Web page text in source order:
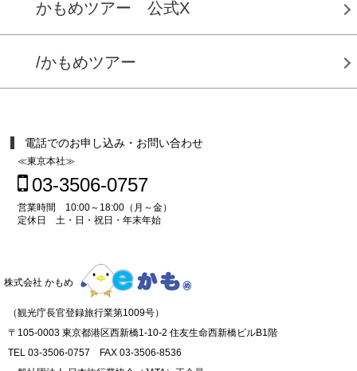
かもめツアー 公式X
/かもめツアー
電話でのお申し込み・お問い合わせ
≪東京本社≫
03-3506-0757
営業時間 10:00～18:00（月～金）
定休日 土・日・祝日・年末年始
株式会社 かもめ
（観光庁長官登録旅行業第1009号）
〒105-0003 東京都港区西新橋1-10-2 住友生命西新橋ビルB1階
TEL 03-3506-0757 FAX 03-3506-8536